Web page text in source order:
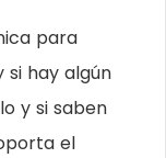
para
hay algún
y si saben
el